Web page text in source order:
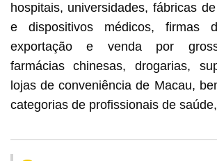
hospitais, universidades, fábricas
e dispositivos médicos, firmas
exportação e venda por
farmácias chinesas, drogarias,
lojas de conveniência de Macau,
categorias de profissionais de